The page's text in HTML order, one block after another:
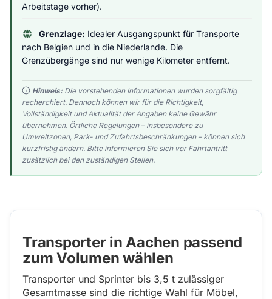
Arbeitstage vorher).
Grenzlage: Idealer Ausgangspunkt für Transporte
nach Belgien und in die Niederlande. Die
Grenzübergänge sind nur wenige Kilometer entfernt.
Hinweis:Die vorstehenden Informationen wurden sorgfältig
recherchiert. Dennoch können wir für die Richtigkeit,
Vollständigkeit und Aktualität der Angaben keine Gewähr
übernehmen. Örtliche Regelungen – insbesondere zu
Umweltzonen, Park- und Zufahrtsbeschränkungen – können sich
kurzfristig ändern. Bitte informieren Sie sich vor Fahrtantritt
zusätzlich bei den zuständigen Stellen.
Transporter in Aachen passend
zum Volumen wählen
Transporter und Sprinter bis 3,5 t zulässiger
Gesamtmasse sind die richtige Wahl für Möbel,